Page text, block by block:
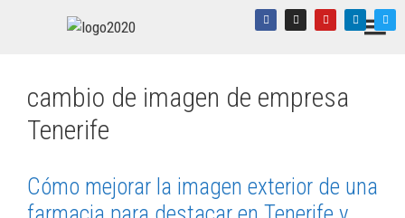
cambio de imagen de empresa
Tenerife
Cómo mejorar la imagen exterior de una